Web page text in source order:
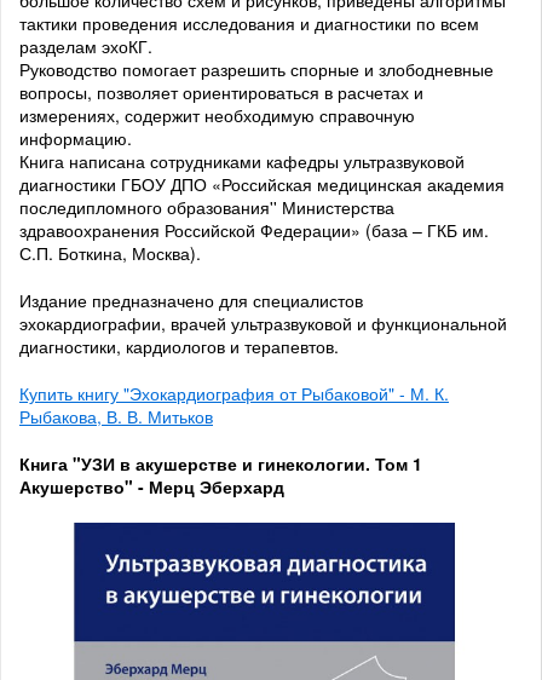
тактики проведения исследования и диагностики по всем
разделам эхоКГ.
Руководство помогает разрешить спорные и злободневные
вопросы, позволяет ориентироваться в расчетах и
измерениях, содержит необходимую справочную
информацию.
Книга написана сотрудниками кафедры ультразвуковой
диагностики ГБОУ ДПО «Российская медицинская академия
последипломного образования'' Министерства
здравоохранения Российской Федерации» (база – ГКБ им.
С.П. Боткина, Москва).
Издание предназначено для специалистов
эхокардиографии, врачей ультразвуковой и функциональной
диагностики, кардиологов и терапевтов.
Купить книгу "Эхокардиография от Рыбаковой" - М. К.
Рыбакова, В. В. Митьков
Книга "УЗИ в акушерстве и гинекологии. Том 1
Акушерство" - Мерц Эберхард